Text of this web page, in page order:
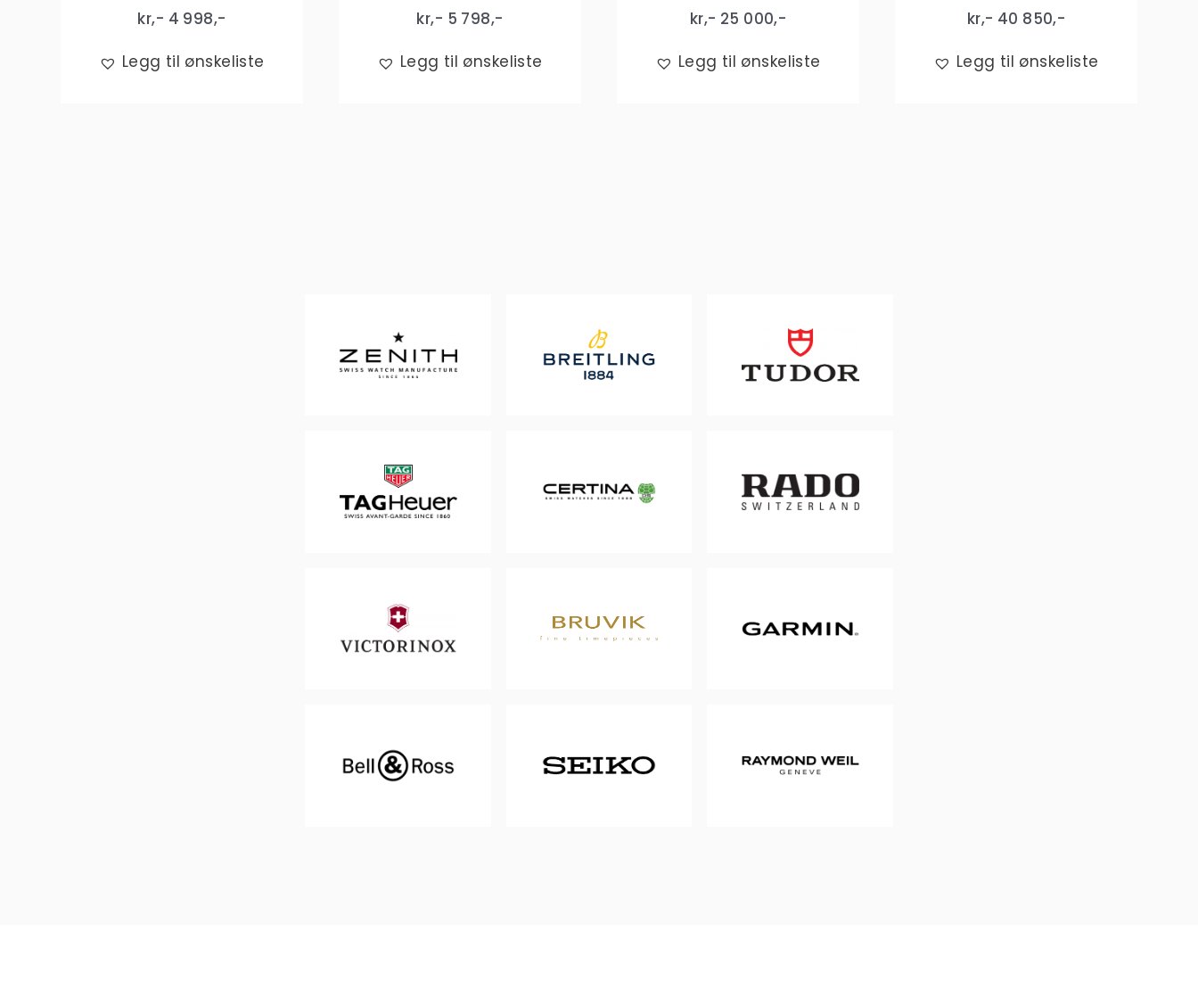
kr,- 4 998,-
Legg til ønskeliste
kr,- 5 798,-
Legg til ønskeliste
kr,- 25 000,-
Legg til ønskeliste
kr,- 40 850,-
Legg til ønskeliste